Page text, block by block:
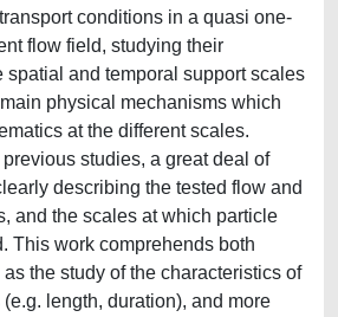
conditions in a quasi one-
flow field, studying their
spatial and temporal support scales
physical mechanisms which
at the different scales.
studies, a great deal of
describing the tested flow and
and the scales at which particle
This work comprehends both
the study of the characteristics of
length, duration), and more